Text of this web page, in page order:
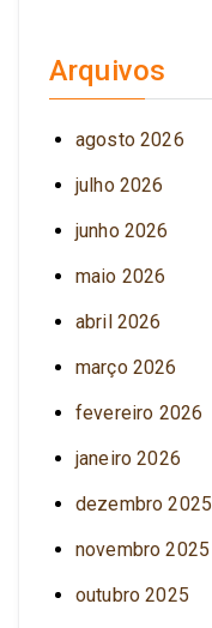
Arquivos
agosto 2026
julho 2026
junho 2026
maio 2026
abril 2026
março 2026
fevereiro 2026
janeiro 2026
dezembro 2025
novembro 2025
outubro 2025